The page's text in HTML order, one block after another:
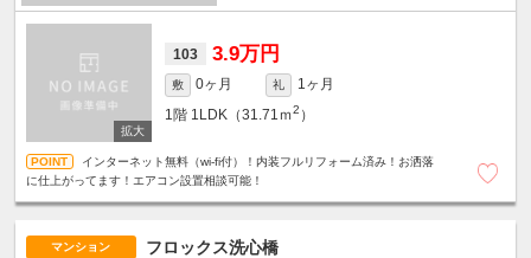
103 3.9万円
敷 0ヶ月 礼
1ヶ月
1階 1LDK（31.71ｍ2 ）
インターネット無料（wi-fi付）！内装フルリフォーム済み！お洒落
に仕上がってます！エアコン設置相談可能！
マンション フロックス洗心橋